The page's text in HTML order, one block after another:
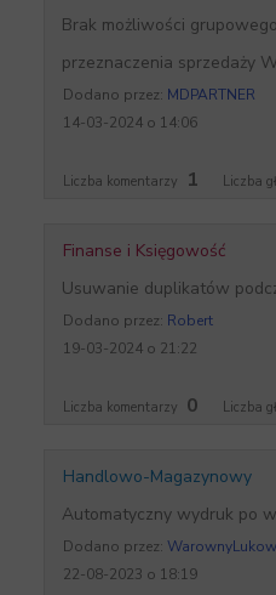
Brak możliwości
przeznaczenia sprzedaży
Dodano przez: MDPARTNER
14-03-2024 o 14:06
Liczba komentarzy 1 Liczba
Finanse i Księgowość
Usuwanie duplikatów
Dodano przez: Robert
19-03-2024 o 21:22
Liczba komentarzy 0 Liczba
Handlowo-Magazynowy
Automatyczny wydruk po
Dodano przez: WarownyLukow
22-08-2023 o 18:19